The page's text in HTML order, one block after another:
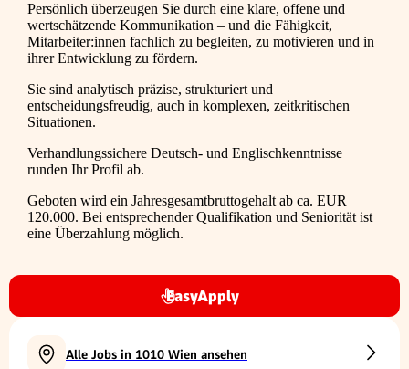
Persönlich überzeugen Sie durch eine klare, offene und
wertschätzende Kommunikation – und die Fähigkeit,
Mitarbeiter:innen fachlich zu begleiten, zu motivieren und in
ihrer Entwicklung zu fördern.
Sie sind analytisch präzise, strukturiert und
entscheidungsfreudig, auch in komplexen, zeitkritischen
Situationen.
Verhandlungssichere Deutsch- und Englischkenntnisse
runden Ihr Profil ab.
Geboten wird ein Jahresgesamtbruttogehalt ab ca. EUR
120.000. Bei entsprechender Qualifikation und Seniorität ist
eine Überzahlung möglich.
EasyApply
Alle Jobs in 1010 Wien ansehen